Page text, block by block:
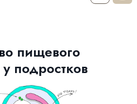
пищевого
подростков